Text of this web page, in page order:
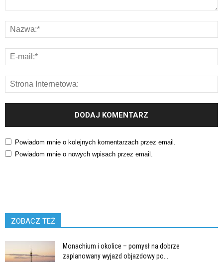
Powiadom mnie o kolejnych komentarzach przez email.
Powiadom mnie o nowych wpisach przez email.
ZOBACZ TEŻ
Monachium i okolice – pomysł na dobrze
zaplanowany wyjazd objazdowy po...